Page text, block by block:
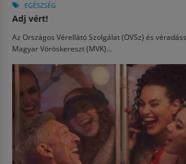
EGÉSZSÉG
Adj vért!
Az Országos Vérellátó Szolgálat (OVSz) és
Magyar Vöröskereszt (MVK)...